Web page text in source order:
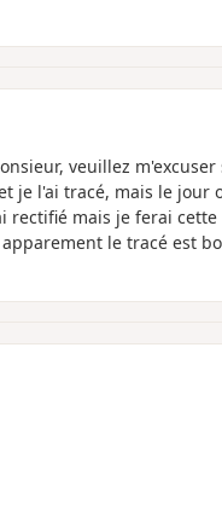
veuillez m'excuser
je l'ai tracé, mais le jour
rectifié mais je ferai cette
le tracé est